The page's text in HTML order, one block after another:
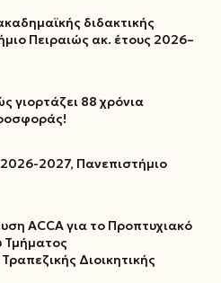
διδακτικής
Πειραιώς ακ. έτους 2026–
γιορτάζει 88 χρόνια
2027, Πανεπιστήμιο
ACCA για το Προπτυχιακό
Διοικητικής